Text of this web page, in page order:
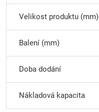
Velikost produktu (mm)
Balení (mm)
Doba dodání
Nákladová kapacita